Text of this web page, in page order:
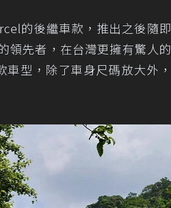
的後繼車款，推出之後隨即
領先者，在台灣更擁有驚人的
型，除了車身尺碼放大外，